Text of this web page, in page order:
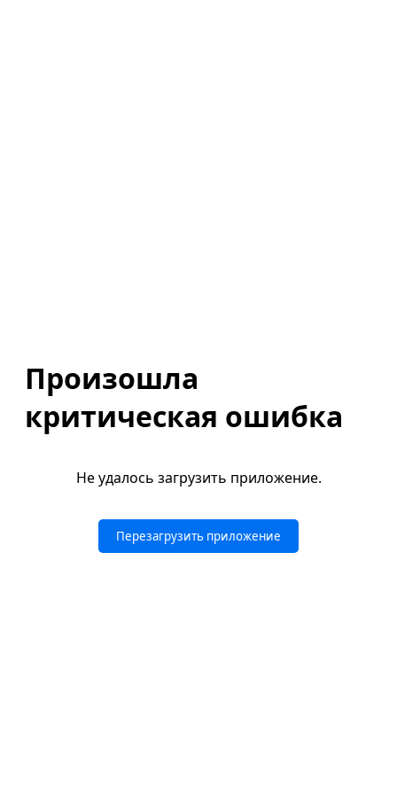
Произошла
критическая ошибка
Не удалось загрузить приложение.
Перезагрузить приложение